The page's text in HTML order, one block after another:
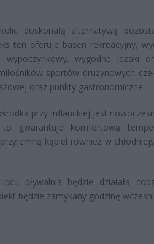
doskonałą alternatywą
ten oferuje basen rekreacyjny,
wygodne leżaki
sportów drużynowych
oraz punkty gastronomiczne.
przy Inflanckiej jest
to gwarantuje komfortową
kąpiel również w
pływalnia będzie działała
będzie zamykany godzinę